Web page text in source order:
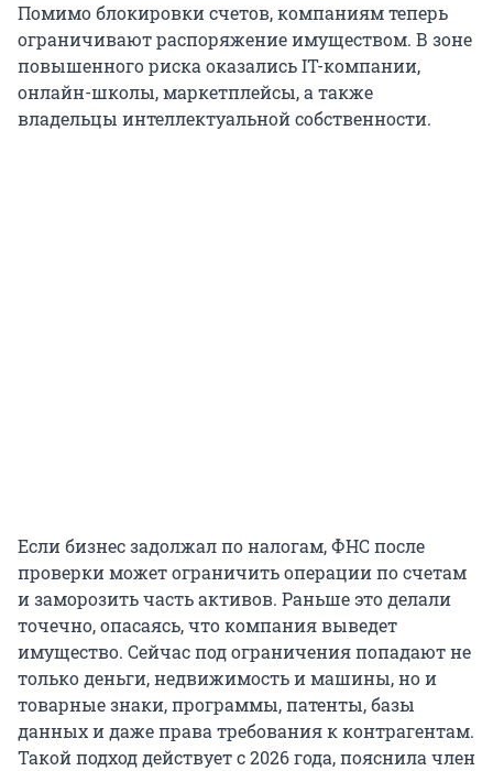
Помимо блокировки счетов, компаниям теперь
ограничивают распоряжение имуществом. В зоне
повышенного риска оказались IT-компании,
онлайн-школы, маркетплейсы, а также
владельцы интеллектуальной собственности.
Если бизнес задолжал по налогам, ФНС после
проверки может ограничить операции по счетам
и заморозить часть активов. Раньше это делали
точечно, опасаясь, что компания выведет
имущество. Сейчас под ограничения попадают не
только деньги, недвижимость и машины, но и
товарные знаки, программы, патенты, базы
данных и даже права требования к контрагентам.
Такой подход действует с 2026 года, пояснила член